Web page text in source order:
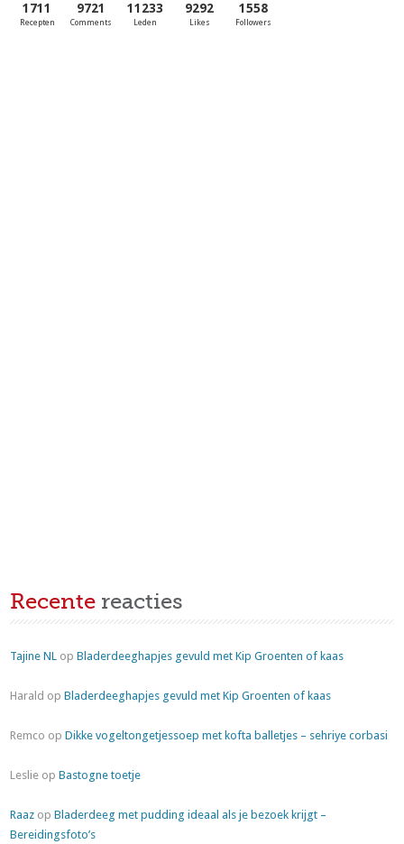
1711
Recepten
9721
Comments
11233
Leden
9292
Likes
1558
Followers
Recente reacties
Tajine NL opBladerdeeghapjes gevuld met Kip Groenten of kaas
Harald opBladerdeeghapjes gevuld met Kip Groenten of kaas
Remco opDikke vogeltongetjessoep met kofta balletjes – sehriye corbasi
Leslie opBastogne toetje
Raaz opBladerdeeg met pudding ideaal als je bezoek krijgt –
Bereidingsfoto’s